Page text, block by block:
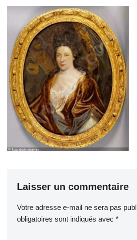
Laisser un commentaire
Votre adresse e-mail ne sera pas
obligatoires sont indiqués avec *